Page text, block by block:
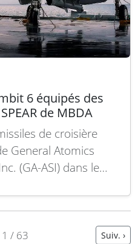
6 équipés des
de MBDA
de croisière
General Atomics
(GA-ASI) dans le
de Farnborough
à travailler sur
1 / 63 Suiv. ›